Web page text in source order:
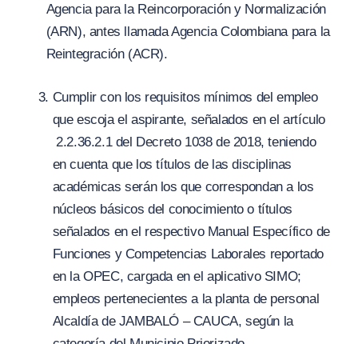
Agencia para la Reincorporación y Normalización
(ARN), antes llamada Agencia Colombiana para la
Reintegración (ACR).
Cumplir con los requisitos mínimos del empleo
que escoja el aspirante, señalados en el artículo
2.2.36.2.1 del Decreto 1038 de 2018, teniendo
en cuenta que los títulos de las disciplinas
académicas serán los que correspondan a los
núcleos básicos del conocimiento o títulos
señalados en el respectivo Manual Específico de
Funciones y Competencias Laborales reportado
en la OPEC, cargada en el aplicativo SIMO;
empleos pertenecientes a la planta de personal
Alcaldía de JAMBALÓ – CAUCA, según la